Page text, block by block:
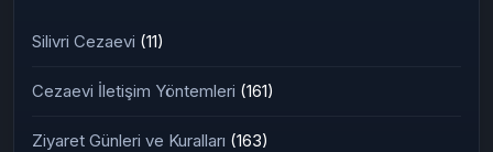
Silivri Cezaevi (11)
Cezaevi İletişim Yöntemleri (161)
Ziyaret Günleri ve Kuralları (163)